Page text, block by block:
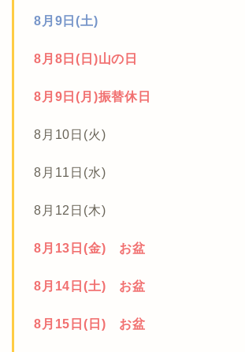
8月9日(土)
8月8日(日)山の日
8月9日(月)振替休日
8月10日(火)
8月11日(水)
8月12日(木)
8月13日(金) お盆
8月14日(土) お盆
8月15日(日) お盆